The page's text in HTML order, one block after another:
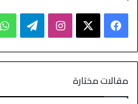
مقالات مختارة